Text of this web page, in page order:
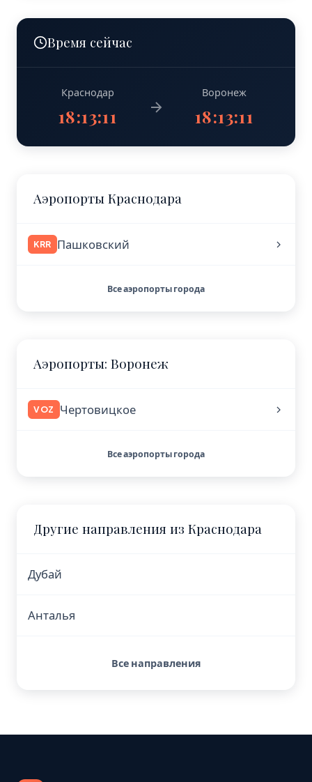
Время сейчас
Краснодар
18:13:12
Воронеж
18:13:12
Аэропорты Краснодара
KRR Пашковский
Все аэропорты города
Аэропорты: Воронеж
VOZ Чертовицкое
Все аэропорты города
Другие направления из Краснодара
Дубай
Анталья
Все направления